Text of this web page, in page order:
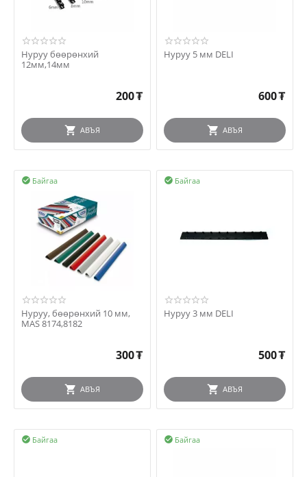
Нуруу бөөрөнхий
12мм,14мм
200₮
АВЪЯ
Нуруу 5 мм DELI
600₮
АВЪЯ
Байгаа

Нуруу, бөөрөнхий 10 мм,
MAS 8174,8182
300₮
АВЪЯ
Байгаа

Нуруу 3 мм DELI
500₮
АВЪЯ
Байгаа
 Байгаа
